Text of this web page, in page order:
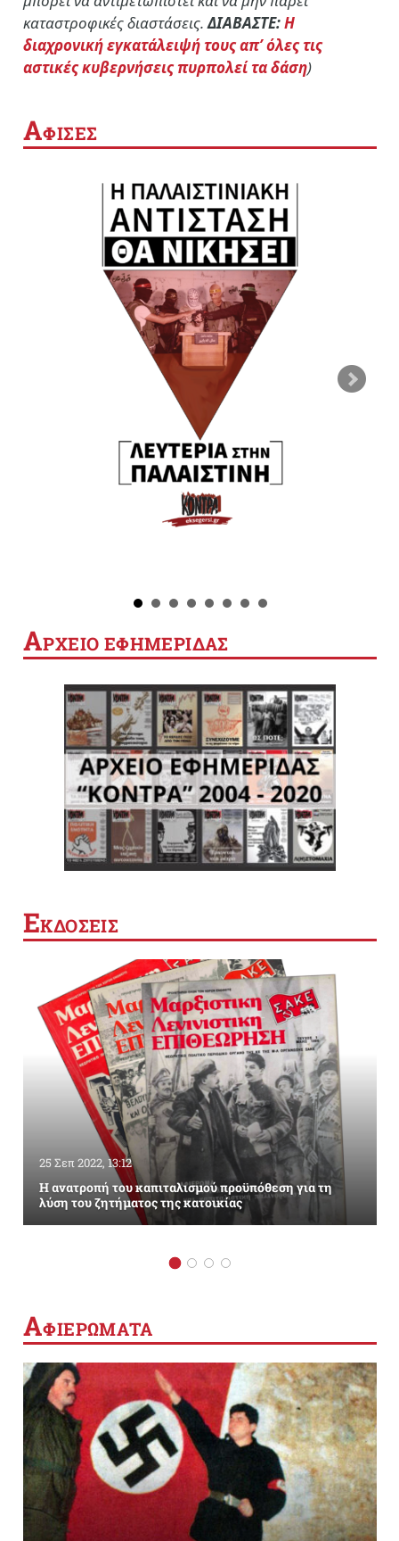
καταστροφικές διαστάσεις.ΔΙΑΒΑΣΤΕ:Η
διαχρονική εγκατάλειψή τους απ’ όλες τις
αστικές κυβερνήσεις πυρπολεί τα δάση)
ΑΦΙΣΕΣ
ΑΡΧΕΙΟ ΕΦΗΜΕΡΙΔΑΣ
ΕΚΔΟΣΕΙΣ
25 Σεπ 2022, 13:12
Η ανατροπή του καπιταλισμού προϋπόθεση για τη
λύση του ζητήματος της κατοικίας
ΑΦΙΕΡΩΜΑΤΑ